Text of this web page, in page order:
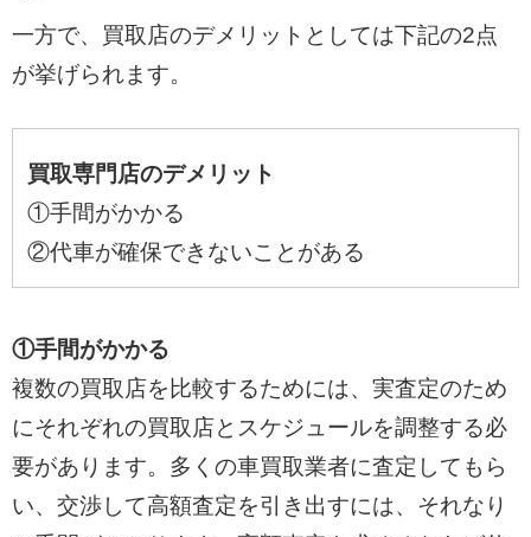
一方で、買取店のデメリットとしては下記の2点
が挙げられます。
買取専門店のデメリット
①手間がかかる
②代車が確保できないことがある
①手間がかかる
複数の買取店を比較するためには、実査定のため
にそれぞれの買取店とスケジュールを調整する必
要があります。多くの車買取業者に査定してもら
い、交渉して高額査定を引き出すには、それなり